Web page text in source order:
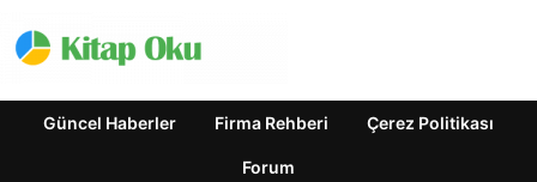
Güncel Haberler Firma Rehberi Çerez Politikası
Forum